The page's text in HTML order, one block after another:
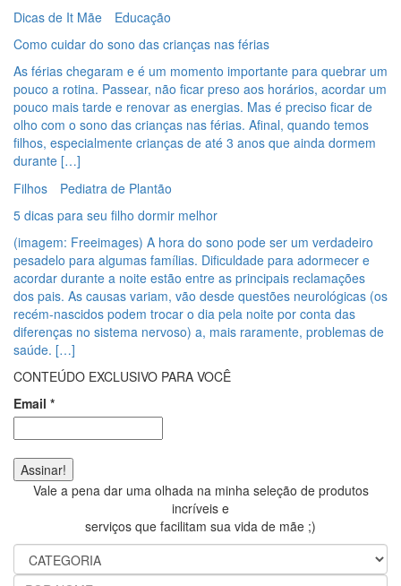
Dicas de It Mãe
Educação
Como cuidar do sono das crianças nas férias
As férias chegaram e é um momento importante para quebrar um
pouco a rotina. Passear, não ficar preso aos horários, acordar um
pouco mais tarde e renovar as energias. Mas é preciso ficar de
olho com o sono das crianças nas férias. Afinal, quando temos
filhos, especialmente crianças de até 3 anos que ainda dormem
durante […]
Filhos
Pediatra de Plantão
5 dicas para seu filho dormir melhor
(imagem: Freeimages) A hora do sono pode ser um verdadeiro
pesadelo para algumas famílias. Dificuldade para adormecer e
acordar durante a noite estão entre as principais reclamações
dos pais. As causas variam, vão desde questões neurológicas (os
recém-nascidos podem trocar o dia pela noite por conta das
diferenças no sistema nervoso) a, mais raramente, problemas de
saúde. […]
CONTEÚDO EXCLUSIVO PARA VOCÊ
Email *
Vale a pena dar uma olhada na minha seleção de produtos
incríveis e
serviços que facilitam sua vida de mãe ;)